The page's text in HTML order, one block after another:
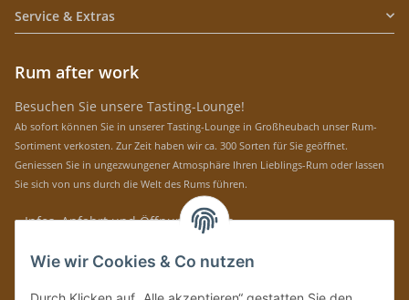
Service & Extras
Rum after work
Besuchen Sie unsere Tasting-Lounge!
Ab sofort können Sie in unserer Tasting-Lounge in Großheubach unser Rum-
Sortiment verkosten. Zur Zeit haben wir ca. 300 Sorten für Sie geöffnet.
Geniessen Sie in ungezwungener Atmosphäre Ihren Lieblings-Rum oder lassen
Sie sich von uns durch die Welt des Rums führen.
» Infos, Anfahrt und Öffnungszeiten
Immer auf dem Laufenden mit unseren aktuellen Rum-News!
Wie wir Cookies & Co nutzen